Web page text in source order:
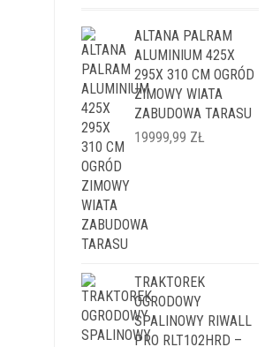
ALTANA PALRAM
ALUMINIUM 425X
295X 310 CM OGRÓD
ZIMOWY WIATA
ZABUDOWA TARASU
19999,99 ZŁ
TRAKTOREK
OGRODOWY
SPALINOWY RIWALL
PRO RLT102HRD –